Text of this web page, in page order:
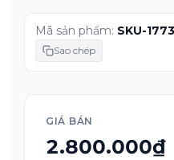
Mã sản phẩm: SKU-
Sao chép
GIÁ BÁN
2.800.000₫